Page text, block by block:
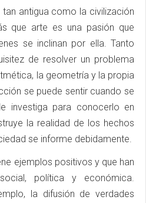
antigua como la civilización
que arte es una pasión que
se inclinan por ella. Tanto
de resolver un problema
la geometría y la propia
se puede sentir cuando se
investiga para conocerlo en
la realidad de los hechos
se informe debidamente.
ejemplos positivos y que han
política y económica.
la difusión de verdades